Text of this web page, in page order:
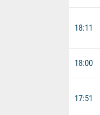
18:11
18:00
17:51